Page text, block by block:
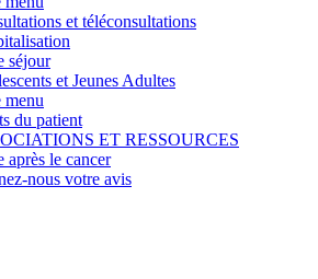
et téléconsultations
séjour
et Jeunes Adultes
menu
du patient
ET RESSOURCES
après le cancer
nous votre avis